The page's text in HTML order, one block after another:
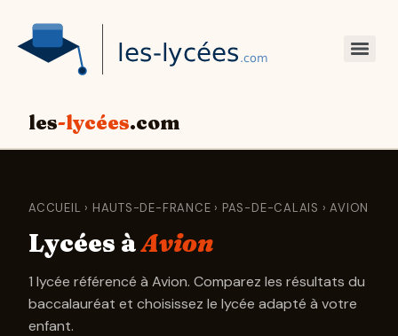
les-lycées.com
ACCUEIL › HAUTS-DE-FRANCE › PAS-DE-CALAIS › AVION
Lycées àAvion
1 lycée référencé à Avion. Comparez les résultats du
baccalauréat et choisissez le lycée adapté à votre
enfant.